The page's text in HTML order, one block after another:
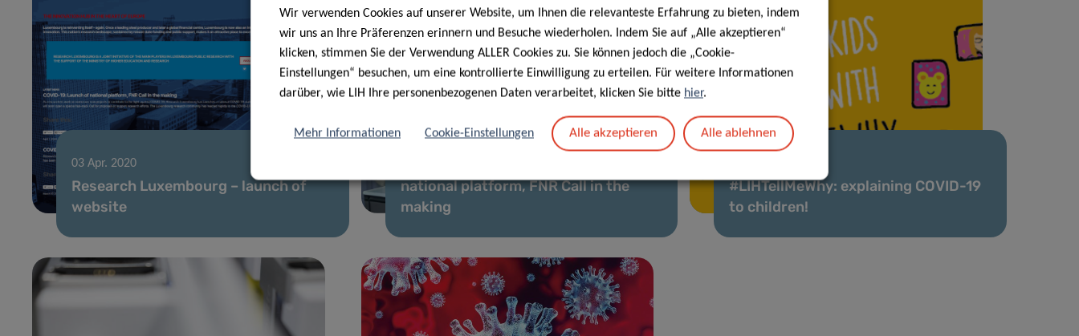
03 Apr. 2020
Research Luxembourg – launch of
website
01 Apr. 2020
national platform, FNR Call in the
making
#LIHTellMeWhy: explaining COVID-19
to children!
Wir verwenden Cookies auf unserer Website, um Ihnen die relevanteste Erfahrung zu bieten, indem
wir uns an Ihre Präferenzen erinnern und Besuche wiederholen. Indem Sie auf „Alle akzeptieren“
klicken, stimmen Sie der Verwendung ALLER Cookies zu. Sie können jedoch die „Cookie-
Einstellungen“ besuchen, um eine kontrollierte Einwilligung zu erteilen. Für weitere Informationen
darüber, wie LIH Ihre personenbezogenen Daten verarbeitet, klicken Sie bitte hier.
Mehr Informationen Cookie-Einstellungen Alle akzeptieren Alle ablehnen